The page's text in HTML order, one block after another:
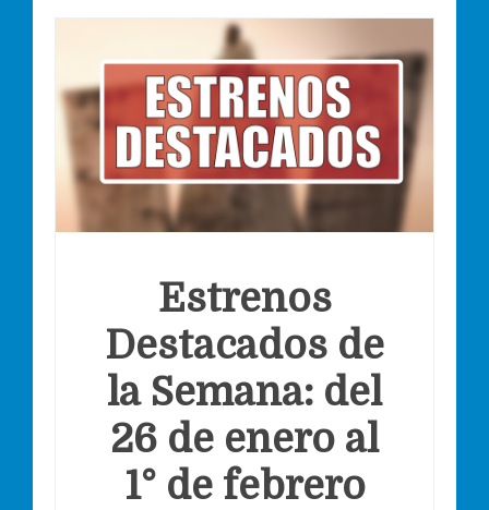
Estrenos
Destacados de
la Semana: del
26 de enero al
1° de febrero